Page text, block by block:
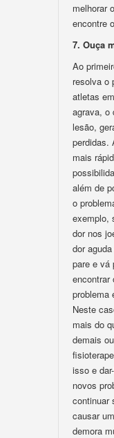
melhorar
encontre
7. Ouça
Ao
resolva o
atletas
agrava, o
lesão,
perdidas.
mais
além de
o
exemplo,
dor nos
dor
pare e vá
encontrar
problema
Neste
mais do
demais
isso e
novos
continuar
causar
demora